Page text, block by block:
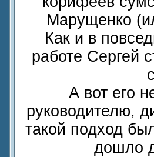
Марущенко
Как и в
работе Сергей
А вот его
руководителю,
такой подход
дошло